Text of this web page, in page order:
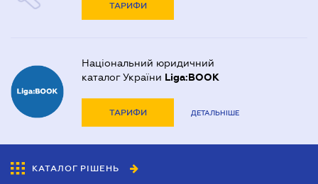
ТАРИФИ
Національний юридичний
каталог України Liga:BOOK
ТАРИФИ ДЕТАЛЬНІШЕ
КАТАЛОГ РІШЕНЬ